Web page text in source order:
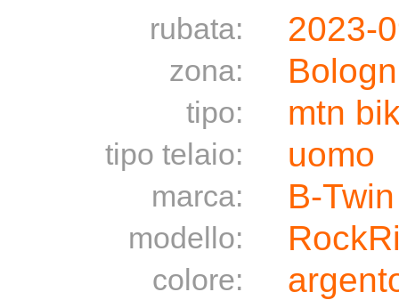
rubata: 2023-
zona:
tipo: mtn
tipo telaio: uomo
marca: B-
modello:
colore: